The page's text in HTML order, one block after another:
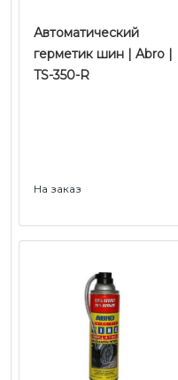
Автоматический
герметик шин | Abro |
TS-350-R
На заказ